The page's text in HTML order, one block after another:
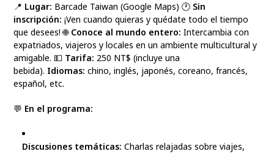
📍 Lugar: Barcade Taiwan (Google Maps) 🕐 Sin
inscripción: ¡Ven cuando quieras y quédate todo el tiempo
que desees! 🌐 Conoce al mundo entero: Intercambia con
expatriados, viajeros y locales en un ambiente multicultural y
amigable. 💵 Tarifa: 250 NT$ (incluye una
bebida). Idiomas: chino, inglés, japonés, coreano, francés,
español, etc.
💬 En el programa:
Discusiones temáticas: Charlas relajadas sobre viajes,